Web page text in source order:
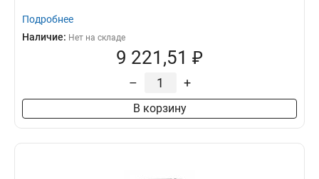
Подробнее
Наличие: Нет на складе
9 221,51 ₽
– +
В корзину